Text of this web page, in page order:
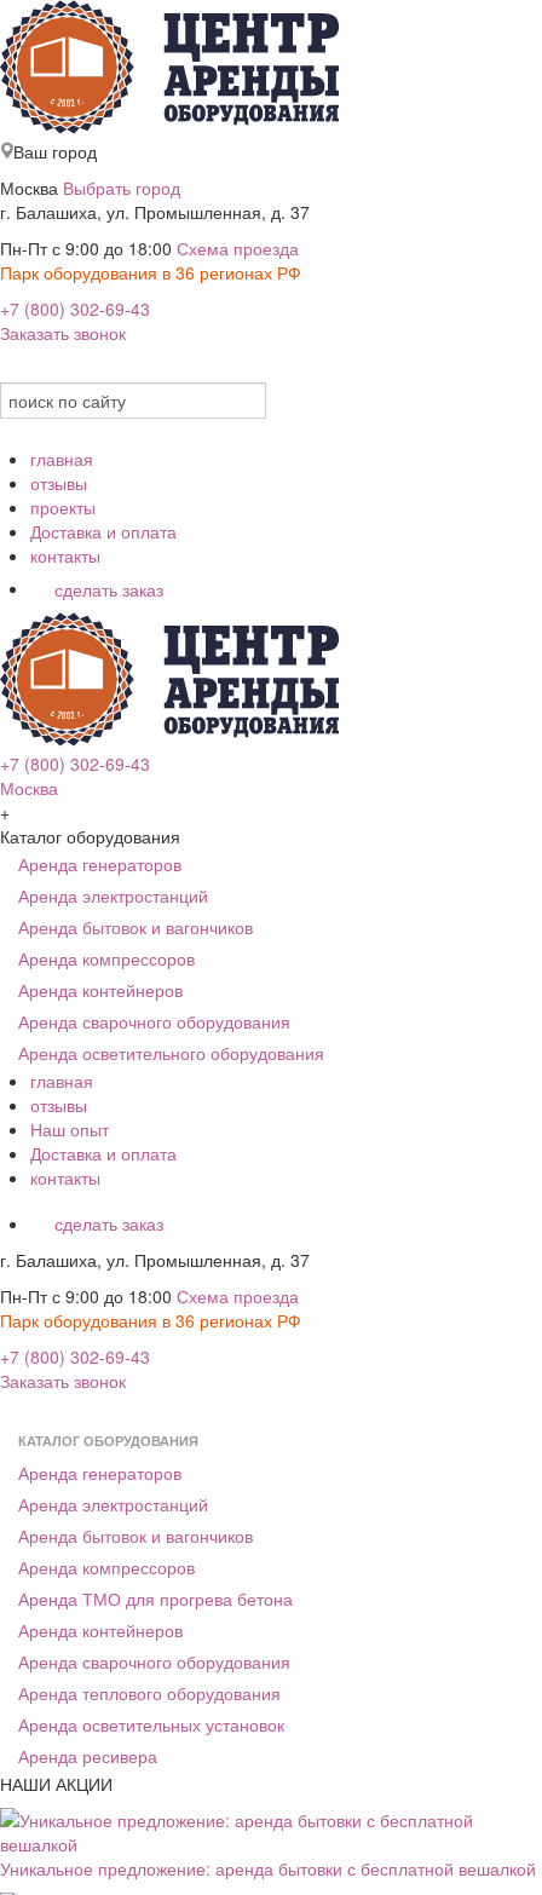
Ваш город
Москва Выбрать город
г. Балашиха, ул. Промышленная, д. 37
Пн-Пт с 9:00 до 18:00 Схема проезда
Парк оборудования в 36 регионах РФ
+7 (800) 302-69-43
Заказать звонок
главная
отзывы
проекты
Доставка и оплата
контакты
сделать заказ
+7 (800) 302-69-43
Москва
+
Каталог оборудования
Аренда генераторов
Аренда электростанций
Аренда бытовок и вагончиков
Аренда компрессоров
Аренда контейнеров
Аренда сварочного оборудования
Аренда осветительного оборудования
главная
отзывы
Наш опыт
Доставка и оплата
контакты
сделать заказ
г. Балашиха, ул. Промышленная, д. 37
Пн-Пт с 9:00 до 18:00 Схема проезда
Парк оборудования в 36 регионах РФ
+7 (800) 302-69-43
Заказать звонок
КАТАЛОГ ОБОРУДОВАНИЯ
Аренда генераторов
Аренда электростанций
Аренда бытовок и вагончиков
Аренда компрессоров
Аренда ТМО для прогрева бетона
Аренда контейнеров
Аренда сварочного оборудования
Аренда теплового оборудования
Аренда осветительных установок
Аренда ресивера
НАШИ АКЦИИ
Уникальное предложение: аренда бытовки с бесплатной вешалкой